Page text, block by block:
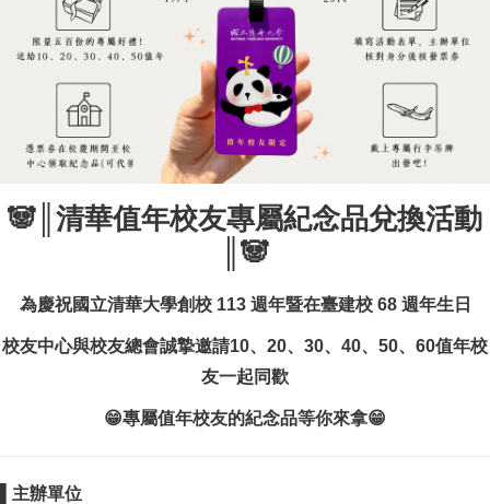
🐼║清華值年校友專屬紀念品兌換活動
║🐼
為慶祝國立清華大學創校 113 週年暨在臺建校 68 週年生日
校友中心與校友總會誠摯邀請10、20、30、40、50、60值年校
友一起同歡
😁專屬值年校友的紀念品等你來拿😁
▌主辦單位